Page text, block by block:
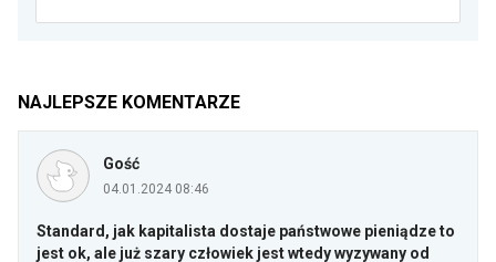
NAJLEPSZE KOMENTARZE
Gość
04.01.2024 08:46
Standard, jak kapitalista dostaje państwowe pieniądze to
jest ok, ale już szary człowiek jest wtedy wyzywany od